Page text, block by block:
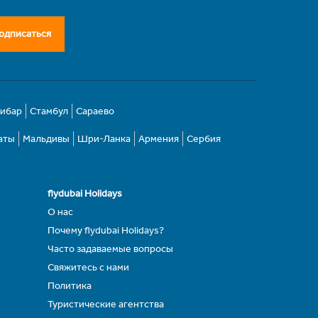
Стамбул Сараево
Мальдивы Шри-Ланка Армения Сербия
flydubai Holidays
О нас
Почему flydubai Holidays?
Часто задаваемые вопросы
Свяжитесь с нами
Политика
Туристические агентства